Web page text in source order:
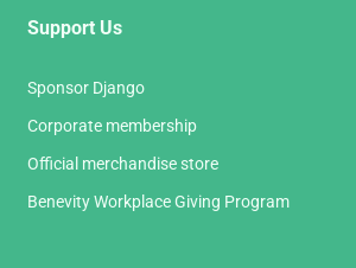
Support Us
Sponsor Django
Corporate membership
Official merchandise store
Benevity Workplace Giving Program